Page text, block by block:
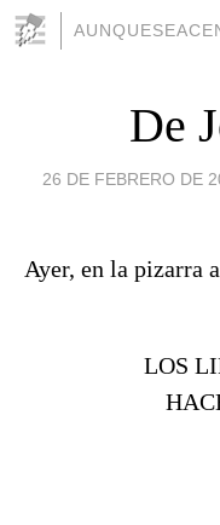
De
26 DE FEBRERO DE
Ayer, en la pizarra
LOS